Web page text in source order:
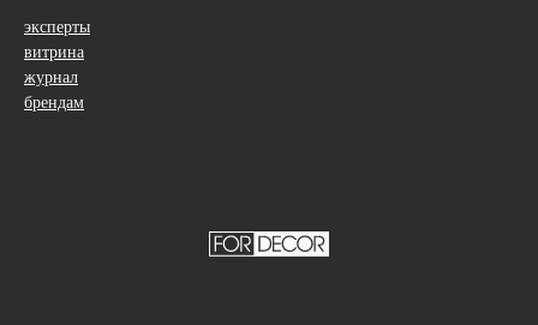
эксперты
витрина
журнал
брендам